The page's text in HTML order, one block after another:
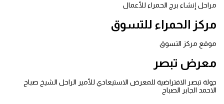
مراحل إنشاء برج الحمراء للأعمال
مركز الحمراء للتسوق
موقع مركز التسوق
معرض تبصر
جولة تبصر الافتراضية للمعرض الاستيعادي للأمير الراحل الشيخ صباح
الاحمد الجابر الصباح